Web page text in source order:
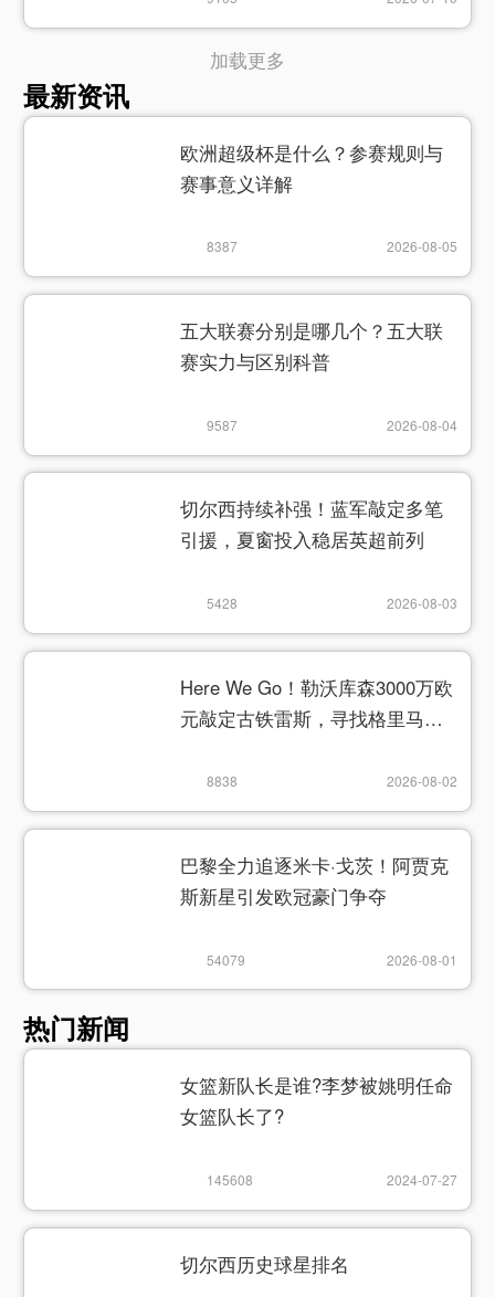
加载更多
最新资讯
欧洲超级杯是什么？参赛规则与
赛事意义详解
8387 2026-08-05
五大联赛分别是哪几个？五大联
赛实力与区别科普
9587 2026-08-04
切尔西持续补强！蓝军敲定多笔
引援，夏窗投入稳居英超前列
5428 2026-08-03
Here We Go！勒沃库森3000万欧
元敲定古铁雷斯，寻找格里马尔
8838 2026-08-02
巴黎全力追逐米卡·戈茨！阿贾克
斯新星引发欧冠豪门争夺
54079 2026-08-01
热门新闻
女篮新队长是谁?李梦被姚明任命
女篮队长了?
145608 2024-07-27
切尔西历史球星排名